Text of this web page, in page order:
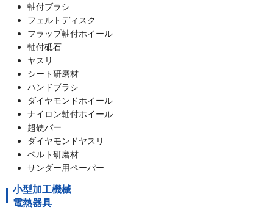
軸付ブラシ
フェルトディスク
フラップ軸付ホイール
軸付砥石
ヤスリ
シート研磨材
ハンドブラシ
ダイヤモンドホイール
ナイロン軸付ホイール
超硬バー
ダイヤモンドヤスリ
ベルト研磨材
サンダー用ペーパー
小型加工機械
電熱器具